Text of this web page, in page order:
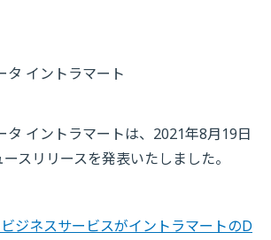
イントラマート
イントラマートは、2021年8月19日
スリリースを発表いたしました。
ジネスサービスがイントラマートのD